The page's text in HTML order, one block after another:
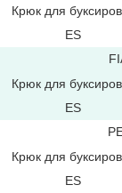
Крюк для
ES
Крюк для
ES
Крюк для
ES